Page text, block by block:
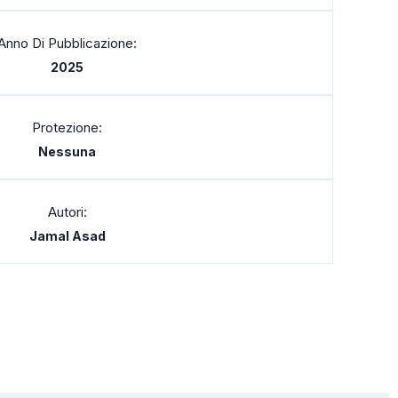
Di Pubblicazione:
2025
Protezione:
Nessuna
Autori:
Jamal Asad